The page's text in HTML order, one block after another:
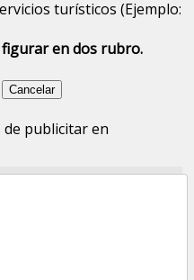
turísticos (Ejemplo:
en dos rubro.
publicitar en